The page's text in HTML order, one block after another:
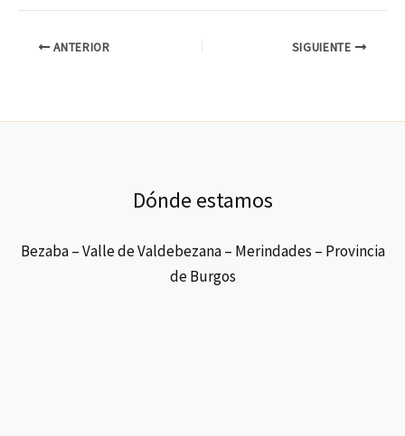
ANTERIOR SIGUIENTE
Dónde estamos
Bezaba – Valle de Valdebezana – Merindades – Provincia
de Burgos